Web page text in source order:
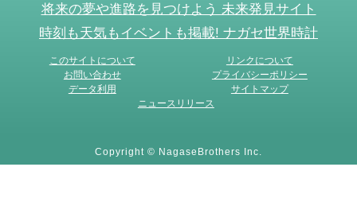
将来の夢や進路を見つけよう 未来発見サイト
時刻も天気もイベントも掲載! ナガセ世界時計
このサイトについて
リンクについて
お問い合わせ
プライバシーポリシー
データ利用
サイトマップ
ニュースリリース
Copyright © NagaseBrothers Inc.